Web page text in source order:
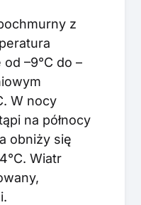
z
–9°C do –
W nocy
na północy
obniży się
Wiatr